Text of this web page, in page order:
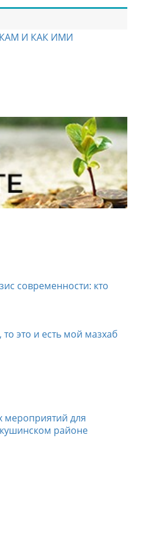
И КАК ИМИ
современности: кто
это и есть мой мазхаб
мероприятий для
районе